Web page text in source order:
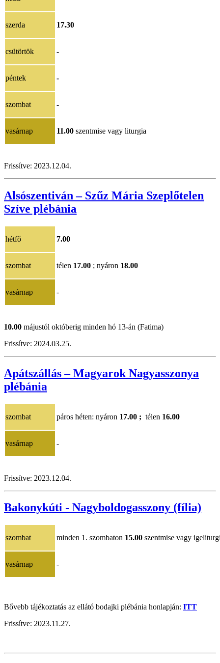
szerda 17.30
csütörtök -
péntek -
szombat -
vasárnap 11.00 szentmise vagy liturgia
Frissítve: 2023.12.04.
Alsószentiván – Szűz Mária Szeplőtelen
Szíve plébánia
hétfő 7.00
szombat télen 17.00 ; nyáron 18.00
vasárnap -
10.00 májustól októberig minden hó 13-án (Fatima)
Frissítve: 2024.03.25.
Apátszállás – Magyarok Nagyasszonya
plébánia
szombat páros héten: nyáron 17.00 ; télen 16.00
vasárnap -
Frissítve: 2023.12.04.
Bakonykúti - Nagyboldogasszony (fília)
szombat minden 1. szombaton 15.00 szentmise vagy
vasárnap -
Bővebb tájékoztatás az ellátó bodajki plébánia honlapján: ITT
Frissítve: 2023.11.27.